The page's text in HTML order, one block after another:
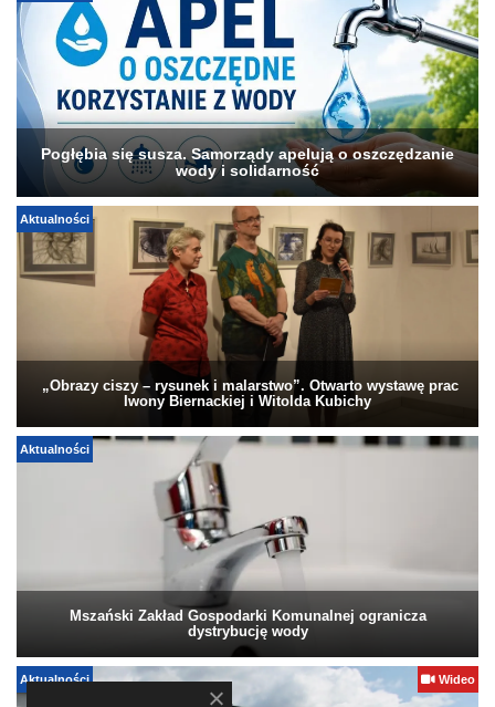
Pogłębia się susza. Samorządy apelują o oszczędzanie
wody i solidarność
Aktualności
„Obrazy ciszy – rysunek i malarstwo”. Otwarto wystawę prac
Iwony Biernackiej i Witolda Kubichy
Aktualności
Mszański Zakład Gospodarki Komunalnej ogranicza
dystrybucję wody
Aktualności Wideo